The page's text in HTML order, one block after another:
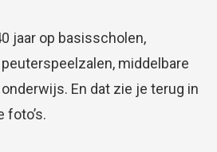
jaar op basisscholen,
middelbare
En dat zie je terug in
foto’s.